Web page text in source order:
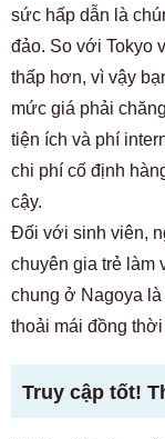
sức hấp dẫn là
đảo. So với Tokyo
thấp hơn, vì vậy
mức giá phải
tiện ích và phí
chi phí cố định
cậy.
Đối với sinh viên,
chuyên gia trẻ làm
chung ở Nagoya
thoải mái đồng
Truy cập tốt!